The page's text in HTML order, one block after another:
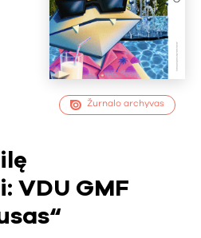
Žurnalo archyvas
VDU GMF